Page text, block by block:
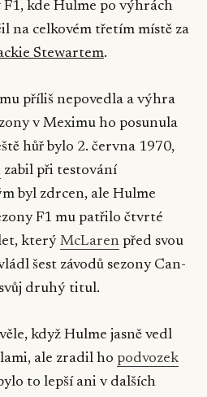
kde Hulme po výhrách
na celkovém třetím místě za
Stewartem.
příliš nepovedla a výhra
v Meximu ho posunula
hůř bylo 2. června 1970,
zabil při testování
byl zdrcen, ale Hulme
F1 mu patřilo čtvrté
který McLaren před svou
šest závodů sezony Can-
druhý titul.
když Hulme jasně vedl
ale zradil ho podvozek
to lepší ani v dalších